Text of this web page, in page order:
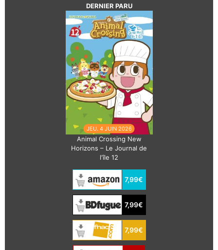
DERNIER PARU
JEU. 4 JUIN 2026
Animal Crossing New
Horizons – Le Journal de
l'île 12
7,99€
7,99€
7,99€